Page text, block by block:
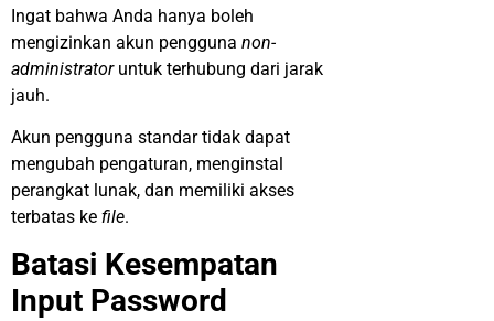
Ingat bahwa Anda hanya boleh
mengizinkan akun pengguna non-
administratoruntuk terhubung dari jarak
jauh.
Akun pengguna standar tidak dapat
mengubah pengaturan, menginstal
perangkat lunak, dan memiliki akses
terbatas ke file.
Batasi Kesempatan
Input Password